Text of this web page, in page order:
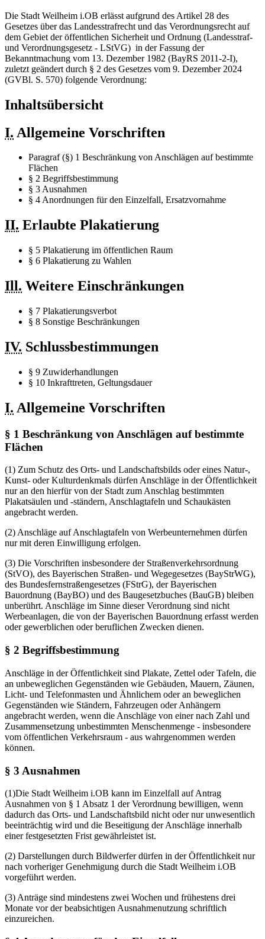
Die Stadt Weilheim i.OB erlässt aufgrund des Artikel 28 des
Gesetzes über das Landesstrafrecht und das Verordnungsrecht auf
dem Gebiet der öffentlichen Sicherheit und Ordnung (Landesstraf-
und Verordnungsgesetz - LStVG) in der Fassung der
Bekanntmachung vom 13. Dezember 1982 (BayRS 2011-2-I),
zuletzt geändert durch § 2 des Gesetzes vom 9. Dezember 2024
(GVBl. S. 570) folgende Verordnung:
Inhaltsübersicht
I. Allgemeine Vorschriften
Paragraf (§) 1 Beschränkung von Anschlägen auf bestimmte
Flächen
§ 2 Begriffsbestimmung
§ 3 Ausnahmen
§ 4 Anordnungen für den Einzelfall, Ersatzvornahme
II. Erlaubte Plakatierung
§ 5 Plakatierung im öffentlichen Raum
§ 6 Plakatierung zu Wahlen
Ill. Weitere Einschränkungen
§ 7 Plakatierungsverbot
§ 8 Sonstige Beschränkungen
IV. Schlussbestimmungen
§ 9 Zuwiderhandlungen
§ 10 Inkrafttreten, Geltungsdauer
I. Allgemeine Vorschriften
§ 1 Beschränkung von Anschlägen auf bestimmte
Flächen
(1) Zum Schutz des Orts- und Landschaftsbilds oder eines Natur-,
Kunst- oder Kulturdenkmals dürfen Anschläge in der Öffentlichkeit
nur an den hierfür von der Stadt zum Anschlag bestimmten
Plakatsäulen und -ständern, Anschlagtafeln und Schaukästen
angebracht werden.
(2) Anschläge auf Anschlagtafeln von Werbeunternehmen dürfen
nur mit deren Einwilligung erfolgen.
(3) Die Vorschriften insbesondere der Straßenverkehrsordnung
(StVO), des Bayerischen Straßen- und Wegegesetzes (BayStrWG),
des Bundesfernstraßengesetzes (FStrG), der Bayerischen
Bauordnung (BayBO) und des Baugesetzbuches (BauGB) bleiben
unberührt. Anschläge im Sinne dieser Verordnung sind nicht
Werbeanlagen, die von der Bayerischen Bauordnung erfasst werden
oder gewerblichen oder beruflichen Zwecken dienen.
§ 2 Begriffsbestimmung
Anschläge in der Öffentlichkeit sind Plakate, Zettel oder Tafeln, die
an unbeweglichen Gegenständen wie Gebäuden, Mauern, Zäunen,
Licht- und Telefonmasten und Ähnlichem oder an beweglichen
Gegenständen wie Ständern, Fahrzeugen oder Anhängern
angebracht werden, wenn die Anschläge von einer nach Zahl und
Zusammensetzung unbestimmten Menschenmenge - insbesondere
vom öffentlichen Verkehrsraum - aus wahrgenommen werden
können.
§ 3 Ausnahmen
(1)Die Stadt Weilheim i.OB kann im Einzelfall auf Antrag
Ausnahmen von § 1 Absatz 1 der Verordnung bewilligen, wenn
dadurch das Orts- und Landschaftsbild nicht oder nur unwesentlich
beeinträchtig wird und die Beseitigung der Anschläge innerhalb
einer festgesetzten Frist gewährleistet ist.
(2) Darstellungen durch Bildwerfer dürfen in der Öffentlichkeit nur
nach vorheriger Genehmigung durch die Stadt Weilheim i.OB
vorgeführt werden.
(3) Anträge sind mindestens zwei Wochen und frühestens drei
Monate vor der beabsichtigen Ausnahmenutzung schriftlich
einzureichen.